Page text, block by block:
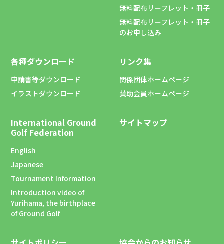
無料配布リーフレット・冊子
無料配布リーフレット・冊子
のお申し込み
各種ダウンロード
申請書等ダウンロード
イラストダウンロード
リンク集
関係団体ホームページ
賛助会員ホームページ
International Ground
Golf Federation
English
Japanese
Tournament Information
Introduction video of
Yurihama, the birthplace
of Ground Golf
サイトマップ